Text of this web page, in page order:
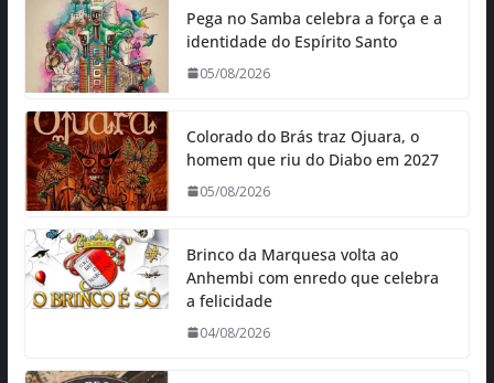
Pega no Samba celebra a força e a
identidade do Espírito Santo
05/08/2026
Colorado do Brás traz Ojuara, o
homem que riu do Diabo em 2027
05/08/2026
Brinco da Marquesa volta ao
Anhembi com enredo que celebra
a felicidade
04/08/2026